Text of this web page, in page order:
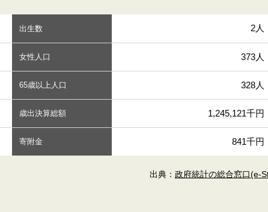
出生数 2人
女性人口 373人
65歳以上人口 328人
歳出決算総額 1,245,121千円
寄附金 841千円
出典：政府統計の総合窓口(e-